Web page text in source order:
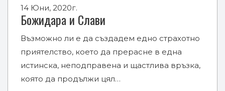
14 Юни, 2020г.
Божидара и Слави
Възможно ли е да създадем едно страхотно
приятелство, което да прерасне в една
истинска, неподправена и щастлива връзка,
която да продължи цял…